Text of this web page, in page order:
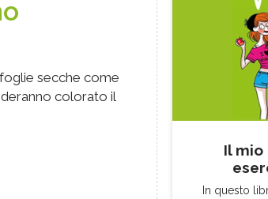
secche come
colorato il
Il
In questo